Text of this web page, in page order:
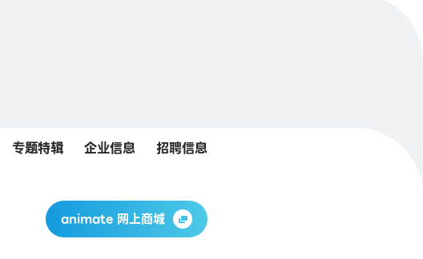
专题特辑 企业信息 招聘信息
animate 网上商城